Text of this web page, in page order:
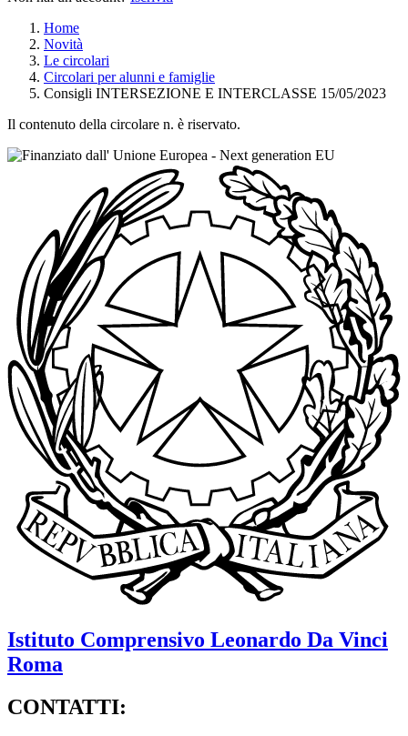
Home
Novità
Le circolari
Circolari per alunni e famiglie
Consigli INTERSEZIONE E INTERCLASSE 15/05/2023
Il contenuto della circolare n. è riservato.
Istituto Comprensivo Leonardo Da Vinci
Roma
CONTATTI: